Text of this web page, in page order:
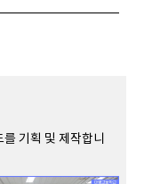
기획 및 제작합니